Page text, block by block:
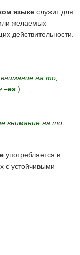
языке служит для
желаемых
действительности.
на то,
–es )
внимание на то,
употребляется в
с устойчивыми